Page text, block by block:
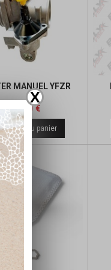
X
MANUEL YFZR
Prix
133,00 €
Ajouter au panier